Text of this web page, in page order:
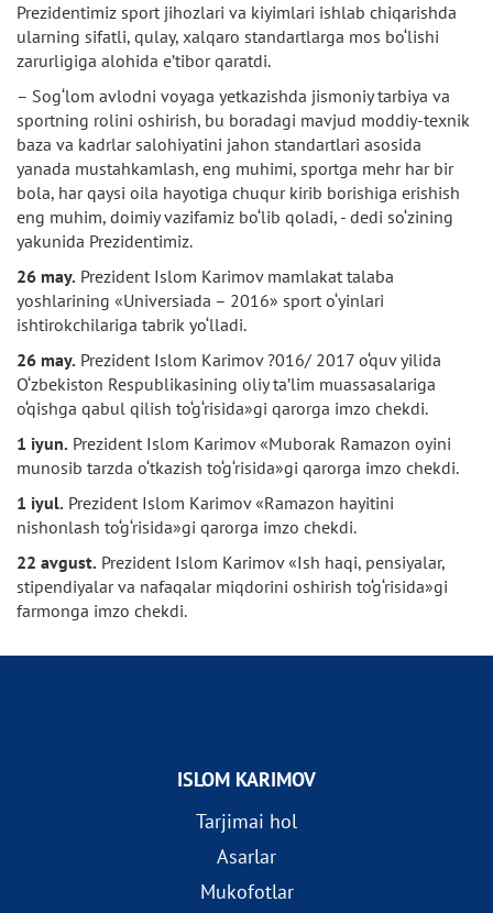
Prezidentimiz sport jihozlari va kiyimlari ishlab chiqarishda
ularning sifatli, qulay, xalqaro standartlarga mos bo‘lishi
zarurligiga alohida e’tibor qaratdi.
– Sog‘lom avlodni voyaga yetkazishda jismoniy tarbiya va
sportning rolini oshirish, bu boradagi mavjud moddiy-texnik
baza va kadrlar salohiyatini jahon standartlari asosida
yanada mustahkamlash, eng muhimi, sportga mehr har bir
bola, har qaysi oila hayotiga chuqur kirib borishiga erishish
eng muhim, doimiy vazifamiz bo‘lib qoladi, - dedi so‘zining
yakunida Prezidentimiz.
26 may. Prezident Islom Karimov mamlakat talaba
yoshlarining «Universiada – 2016» sport o‘yinlari
ishtirokchilariga tabrik yo‘lladi.
26 may. Prezident Islom Karimov ?016/ 2017 o‘quv yilida
O‘zbekiston Respublikasining oliy ta’lim muassasalariga
o‘qishga qabul qilish to‘g‘risida»gi qarorga imzo chekdi.
1 iyun. Prezident Islom Karimov «Muborak Ramazon oyini
munosib tarzda o‘tkazish to‘g‘risida»gi qarorga imzo chekdi.
1 iyul. Prezident Islom Karimov «Ramazon hayitini
nishonlash to‘g‘risida»gi qarorga imzo chekdi.
22 avgust. Prezident Islom Karimov «Ish haqi, pensiyalar,
stipendiyalar va nafaqalar miqdorini oshirish to‘g‘risida»gi
farmonga imzo chekdi.
ISLOM KARIMOV
Tarjimai hol
Asarlar
Mukofotlar